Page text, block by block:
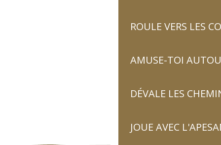
ROULE VERS LES
AMUSE-TOI
DÉVALE LES
JOUE AVEC